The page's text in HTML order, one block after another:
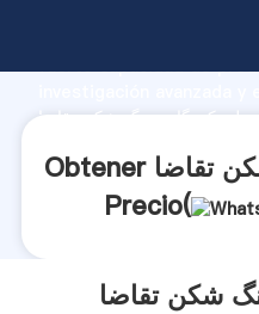
fuerte capacidad de
تولید کنندگان سنگ شکن تقاضا proveedor crea el valor y
Obtener تولید کنندگان سنگ شکن تقاضا
Precio(
شکن تقاضا